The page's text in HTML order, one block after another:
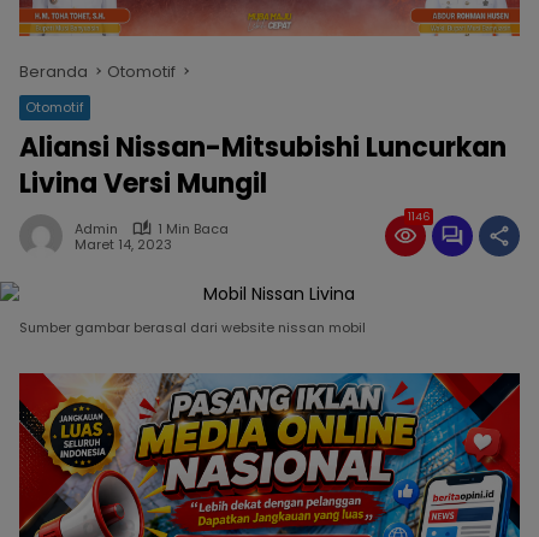
Beranda Otomotif
Otomotif
Aliansi Nissan-Mitsubishi Luncurkan
Livina Versi Mungil
Admin
1 Min Baca
Maret 14, 2023
1146
Sumber gambar berasal dari website nissan mobil